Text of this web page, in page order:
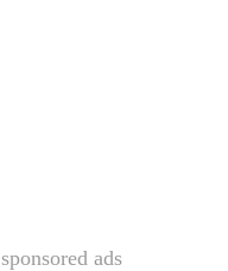
sponsored ads